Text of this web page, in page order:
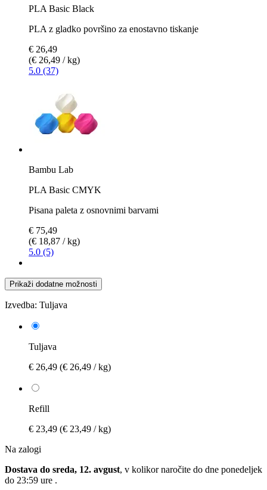
PLA Basic Black
PLA z gladko površino za enostavno tiskanje
€ 26,49
(€ 26,49 / kg)
5.0 (37)
Bambu Lab
PLA Basic CMYK
Pisana paleta z osnovnimi barvami
€ 75,49
(€ 18,87 / kg)
5.0 (5)
Prikaži dodatne možnosti
Izvedba: Tuljava
Tuljava
€ 26,49 (€ 26,49 / kg)
Refill
€ 23,49 (€ 23,49 / kg)
Na zalogi
Dostava do sreda, 12. avgust, v kolikor naročite do dne ponedeljek
do 23:59 ure .